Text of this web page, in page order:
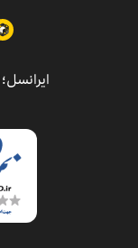
ایرانسل؛